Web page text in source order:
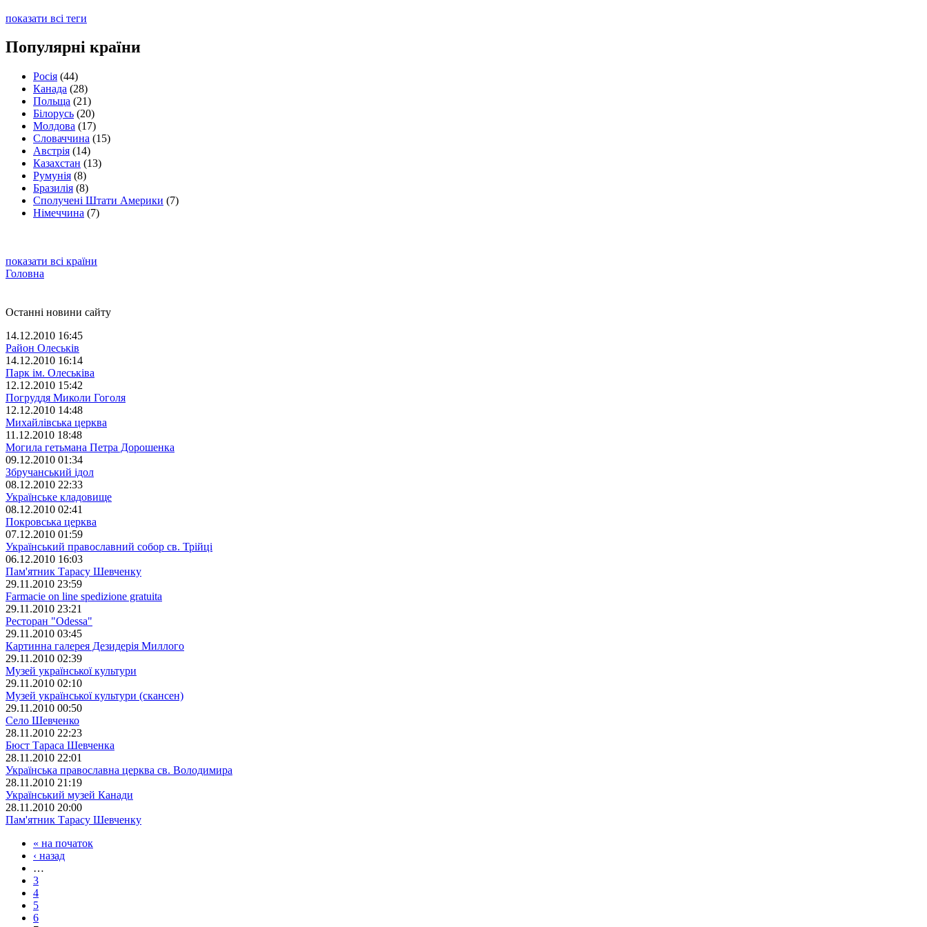
показати всі теги
Популярні країни
Росія (44)
Канада (28)
Польща (21)
Білорусь (20)
Молдова (17)
Словаччина (15)
Австрія (14)
Казахстан (13)
Румунія (8)
Бразилія (8)
Сполучені Штати Америки (7)
Німеччина (7)
показати всі країни
Головна
Останні новини сайту
14.12.2010 16:45
Район Олеськів
14.12.2010 16:14
Парк ім. Олеськіва
12.12.2010 15:42
Погруддя Миколи Гоголя
12.12.2010 14:48
Михайлівська церква
11.12.2010 18:48
Могила гетьмана Петра Дорошенка
09.12.2010 01:34
Збручанський ідол
08.12.2010 22:33
Українське кладовище
08.12.2010 02:41
Покровська церква
07.12.2010 01:59
Український православний собор св. Трійці
06.12.2010 16:03
Пам'ятник Тарасу Шевченку
29.11.2010 23:59
Farmacie on line spedizione gratuita
29.11.2010 23:21
Ресторан "Odessa"
29.11.2010 03:45
Картинна галерея Дезидерія Миллого
29.11.2010 02:39
Музей української культури
29.11.2010 02:10
Музей української культури (скансен)
29.11.2010 00:50
Село Шевченко
28.11.2010 22:23
Бюст Тараса Шевченка
28.11.2010 22:01
Українська православна церква св. Володимира
28.11.2010 21:19
Український музей Канади
28.11.2010 20:00
Пам'ятник Тарасу Шевченку
« на початок
‹ назад
…
3
4
5
6